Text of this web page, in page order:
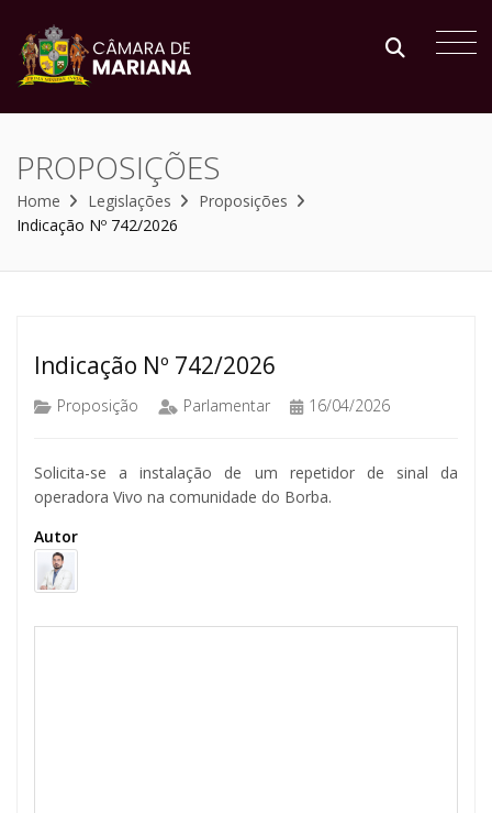
PROPOSIÇÕES
Home Legislações
Proposições
Indicação Nº 742/2026
Indicação Nº 742/2026
Proposição Parlamentar 16/04/2026
Solicita-se a instalação de um repetidor de sinal da
operadora Vivo na comunidade do Borba.
Autor